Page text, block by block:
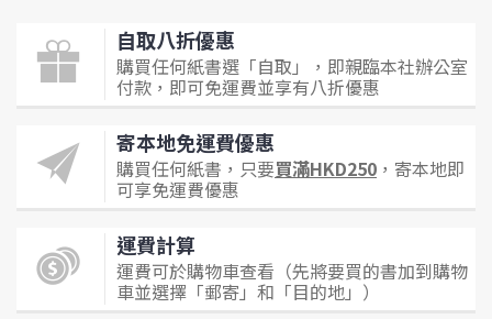
自取八折優惠
購買任何紙書選「自取」，即親臨本社辦公室
付款，即可免運費並享有八折優惠
寄本地免運費優惠
購買任何紙書，只要買滿HKD250 ，寄本地即
可享免運費優惠
運費計算
運費可於購物車查看（先將要買的書加到購物
車並選擇「郵寄」和「目的地」）